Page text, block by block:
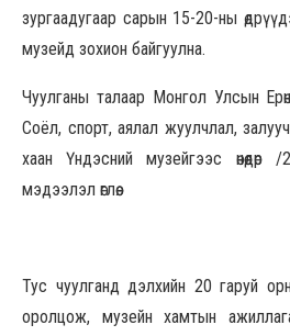
зургаадугаар сарын 15-20-ны
музейд зохион байгуулна.
Чуулганы талаар Монгол Улсын
Соёл, спорт, аялал жуулчлал,
хаан Үндэсний музейгээс өнөөдөр
мэдээлэл өглөө.
Тус чуулганд дэлхийн 20 гаруй
оролцож, музейн хамтын